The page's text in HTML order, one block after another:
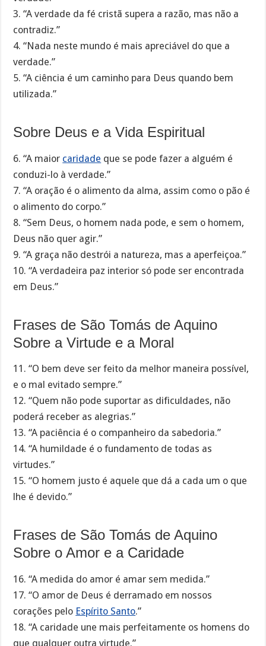
3. “A verdade da fé cristã supera a razão, mas não a
contradiz.”
4. “Nada neste mundo é mais apreciável do que a
verdade.”
5. “A ciência é um caminho para Deus quando bem
utilizada.”
Sobre Deus e a Vida Espiritual
6. “A maior caridade que se pode fazer a alguém é
conduzi-lo à verdade.”
7. “A oração é o alimento da alma, assim como o pão é
o alimento do corpo.”
8. “Sem Deus, o homem nada pode, e sem o homem,
Deus não quer agir.”
9. “A graça não destrói a natureza, mas a aperfeiçoa.”
10. “A verdadeira paz interior só pode ser encontrada
em Deus.”
Frases de São Tomás de Aquino
Sobre a Virtude e a Moral
11. “O bem deve ser feito da melhor maneira possível,
e o mal evitado sempre.”
12. “Quem não pode suportar as dificuldades, não
poderá receber as alegrias.”
13. “A paciência é o companheiro da sabedoria.”
14. “A humildade é o fundamento de todas as
virtudes.”
15. “O homem justo é aquele que dá a cada um o que
lhe é devido.”
Frases de São Tomás de Aquino
Sobre o Amor e a Caridade
16. “A medida do amor é amar sem medida.”
17. “O amor de Deus é derramado em nossos
corações pelo Espírito Santo.”
18. “A caridade une mais perfeitamente os homens do
que qualquer outra virtude.”